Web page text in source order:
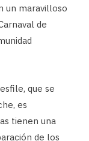
un maravilloso
de
que se
es
tienen una
de los